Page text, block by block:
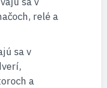
relé a
sa v
a